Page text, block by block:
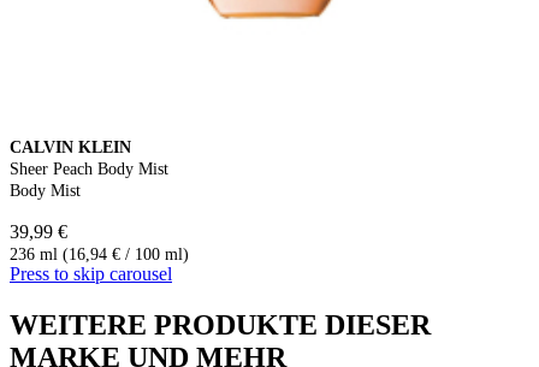
CALVIN KLEIN
Sheer Peach Body Mist
Body Mist
39,99 €
236 ml (16,94 € / 100 ml)
Press to skip carousel
WEITERE PRODUKTE DIESER
MARKE UND MEHR